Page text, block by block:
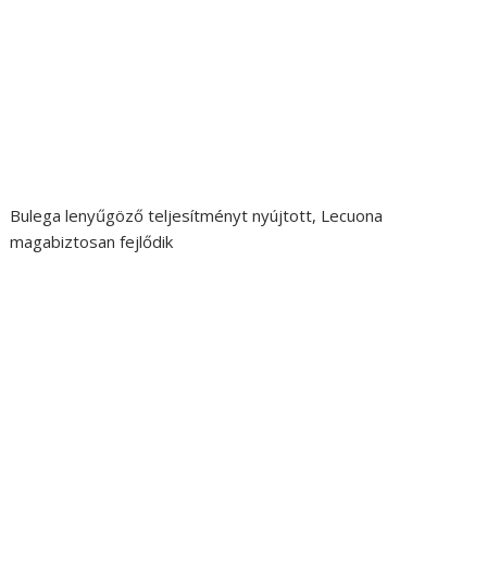
Bulega lenyűgöző teljesítményt nyújtott, Lecuona
magabiztosan fejlődik